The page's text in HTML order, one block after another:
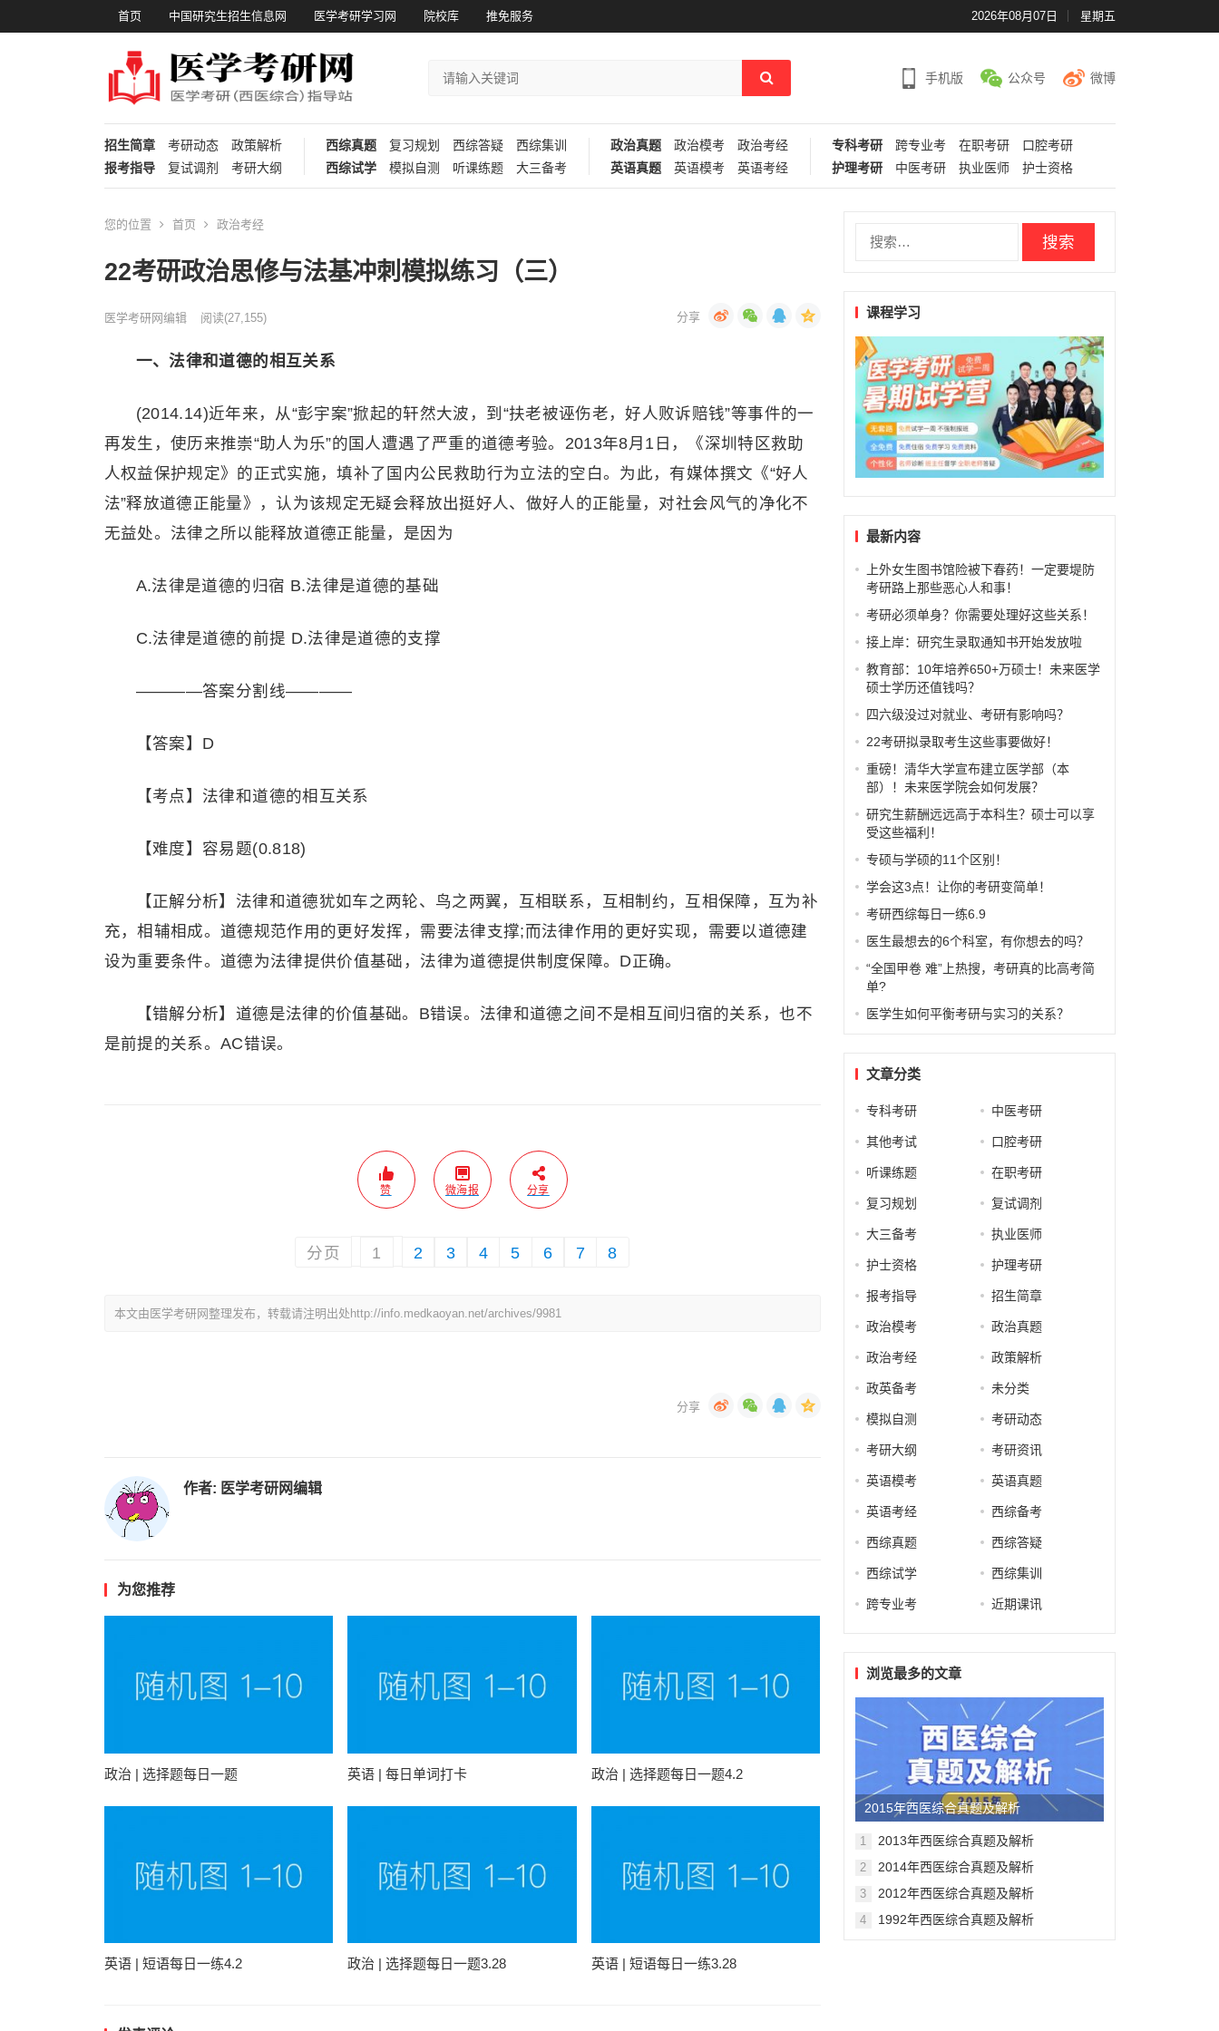
首页 中国研究生招生信息网 医学考研学习网 院校库 推免服务 2026年08月07日 星期五
手机版 公众号 微博
招生简章 考研动态
政策解析
报考指导
复试调剂 考研大纲
西综真题 复习规划 西综答疑
西综集训
西综试学
模拟自测 听课练题 大三备考
政治真题 政治模考
政治考经
英语真题
英语模考 英语考经
专科考研 跨专业考 在职考研
口腔考研
护理考研
中医考研 执业医师 护士资格
您的位置 首页 政治考经
22考研政治思修与法基冲刺模拟练习（三）
医学考研网编辑 阅读(27,155)
一、法律和道德的相互关系
(2014.14)近年来，从“彭宇案”掀起的轩然大波，到“扶老被诬伤老，好人败诉赔钱”等事件的一
再发生，使历来推崇“助人为乐”的国人遭遇了严重的道德考验。2013年8月1日，《深圳特区救助
人权益保护规定》的正式实施，填补了国内公民救助行为立法的空白。为此，有媒体撰文《“好人
法”释放道德正能量》，认为该规定无疑会释放出挺好人、做好人的正能量，对社会风气的净化不
无益处。法律之所以能释放道德正能量，是因为
A.法律是道德的归宿 B.法律是道德的基础
C.法律是道德的前提 D.法律是道德的支撑
————答案分割线————
【答案】D
【考点】法律和道德的相互关系
【难度】容易题(0.818)
【正解分析】法律和道德犹如车之两轮、鸟之两翼，互相联系，互相制约，互相保障，互为补
充，相辅相成。道德规范作用的更好发挥，需要法律支撑;而法律作用的更好实现，需要以道德建
设为重要条件。道德为法律提供价值基础，法律为道德提供制度保障。D正确。
【错解分析】道德是法律的价值基础。B错误。法律和道德之间不是相互间归宿的关系，也不
是前提的关系。AC错误。
赞 微海报 分享
分页 1 2 3 4 5 6 7 8
本文由医学考研网整理发布，转载请注明出处http://info.medkaoyan.net/archives/9981
作者: 医学考研网编辑
为您推荐
政治 | 选择题每日一题 英语 | 每日单词打卡 政治 | 选择题每日一题4.2
英语 | 短语每日一练4.2 政治 | 选择题每日一题3.28 英语 | 短语每日一练3.28
课程学习
最新内容
上外女生图书馆险被下春药！一定要堤防
考研路上那些恶心人和事！
考研必须单身？你需要处理好这些关系！
接上岸：研究生录取通知书开始发放啦
教育部：10年培养650+万硕士！未来医学
硕士学历还值钱吗？
四六级没过对就业、考研有影响吗？
22考研拟录取考生这些事要做好！
重磅！清华大学宣布建立医学部（本
部）！未来医学院会如何发展？
研究生薪酬远远高于本科生？硕士可以享
受这些福利！
专硕与学硕的11个区别！
学会这3点！让你的考研变简单！
考研西综每日一练6.9
医生最想去的6个科室，有你想去的吗？
“全国甲卷 难”上热搜，考研真的比高考简
单?
医学生如何平衡考研与实习的关系？
文章分类
专科考研 中医考研
其他考试 口腔考研
听课练题 在职考研
复习规划 复试调剂
大三备考 执业医师
护士资格 护理考研
报考指导 招生简章
政治模考 政治真题
政治考经 政策解析
政英备考 未分类
模拟自测 考研动态
考研大纲 考研资讯
英语模考 英语真题
英语考经 西综备考
西综真题 西综答疑
西综试学 西综集训
跨专业考 近期课讯
浏览最多的文章
2015年西医综合真题及解析
1 2013年西医综合真题及解析
2 2014年西医综合真题及解析
3 2012年西医综合真题及解析
4 1992年西医综合真题及解析